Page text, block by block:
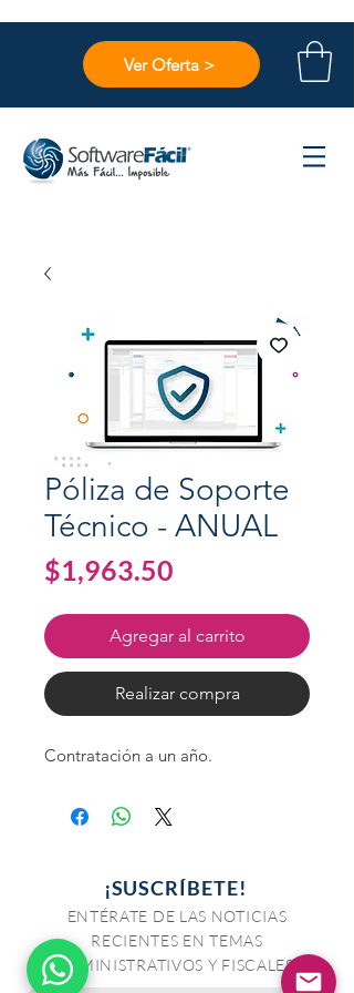
Ver Oferta >
Póliza de Soporte
Técnico - ANUAL
$1,963.50
Agregar al carrito
Realizar compra
Contratación a un año.
¡SUSCRÍBETE!
ENTÉRATE DE LAS NOTICIAS
RECIENTES EN TEMAS
ADMINISTRATIVOS Y FISCALES.